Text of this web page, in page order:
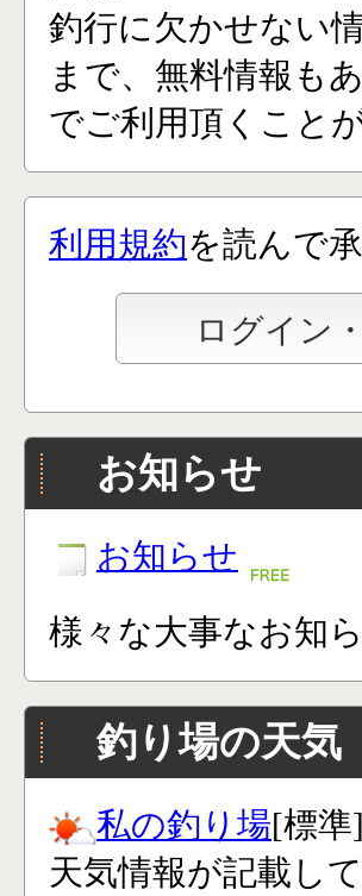
釣行に欠かせない
まで、無料情報も
でご利用頂くこと
利用規約を読んで
お知らせ
お知らせ
様々な大事なお知
釣り場の天気
私の釣り場[標準]
天気情報が記載し